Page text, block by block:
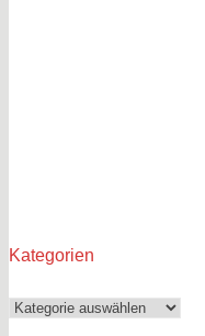
Kategorien
Kategorien